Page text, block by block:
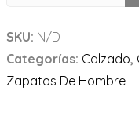
SKU: N/D
Categorías: Calzado,
Zapatos De Hombre